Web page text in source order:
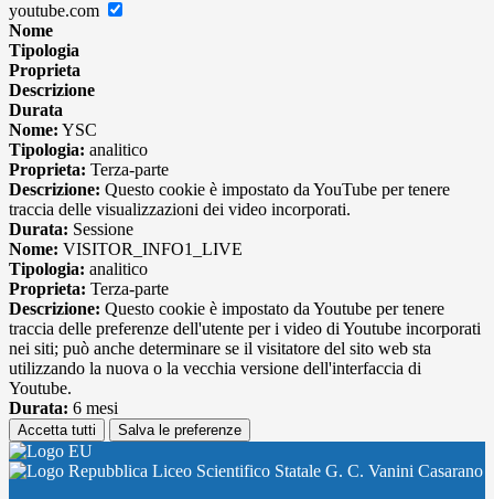
youtube.com
Nome
Tipologia
Proprieta
Descrizione
Durata
Nome: YSC
Tipologia: analitico
Proprieta: Terza-parte
Descrizione: Questo cookie è impostato da YouTube per tenere
traccia delle visualizzazioni dei video incorporati.
Durata: Sessione
Nome: VISITOR_INFO1_LIVE
Tipologia: analitico
Proprieta: Terza-parte
Descrizione: Questo cookie è impostato da Youtube per tenere
traccia delle preferenze dell'utente per i video di Youtube incorporati
nei siti; può anche determinare se il visitatore del sito web sta
utilizzando la nuova o la vecchia versione dell'interfaccia di
Youtube.
Durata: 6 mesi
Accetta tutti Salva le preferenze
Liceo Scientifico Statale G. C. Vanini Casarano